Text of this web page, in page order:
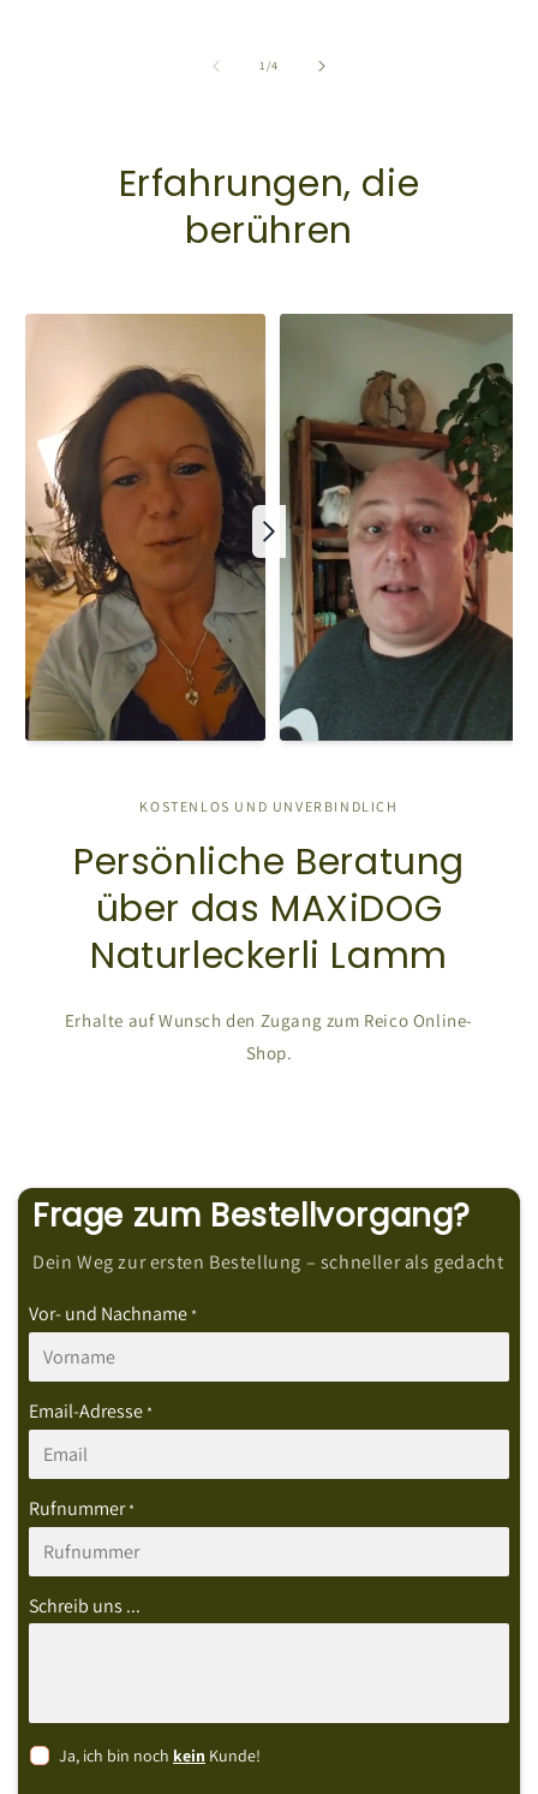
1/von
4
Erfahrungen, die
berühren
KOSTENLOS UND UNVERBINDLICH
Persönliche Beratung
über das MAXiDOG
Naturleckerli Lamm
Erhalte auf Wunsch den Zugang zum Reico Online-
Shop.
Frage zum Bestellvorgang?
Dein Weg zur ersten Bestellung – schneller als gedacht
Vor- und Nachname *
Email-Adresse *
Rufnummer *
Schreib uns ...
Ja, ich bin noch kein Kunde!